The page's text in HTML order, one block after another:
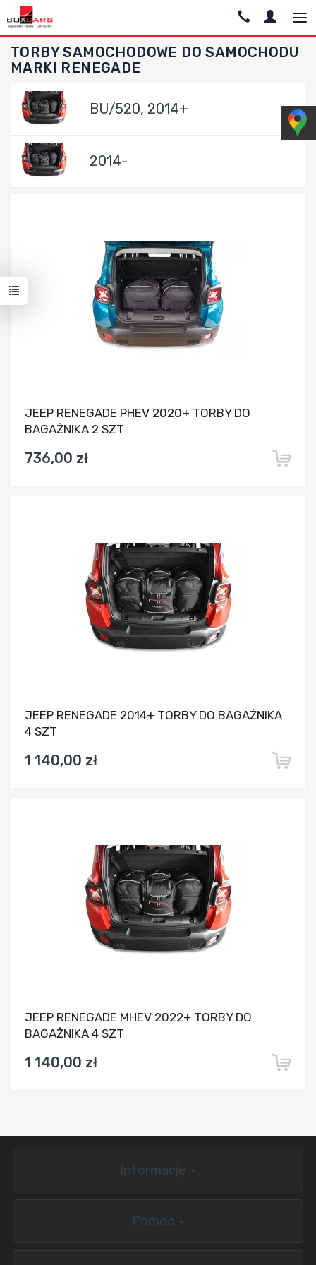
TORBY SAMOCHODOWE DO SAMOCHODU
MARKI RENEGADE
BU/520, 2014+
2014-
JEEP RENEGADE PHEV 2020+ TORBY DO
BAGAŻNIKA 2 SZT
736,00 zł
JEEP RENEGADE 2014+ TORBY DO BAGAŻNIKA
4 SZT
1 140,00 zł
JEEP RENEGADE MHEV 2022+ TORBY DO
BAGAŻNIKA 4 SZT
1 140,00 zł
Informacje
Pomoc